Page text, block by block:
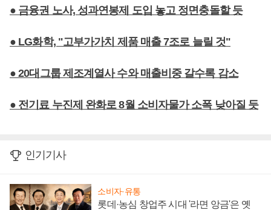
● 금융권 노사, 성과연봉제 도입 놓고 정면충돌할 듯
● LG화학, "고부가가치 제품 매출 7조로 늘릴 것"
● 20대그룹 제조계열사 수와 매출비중 갈수록 감소
● 전기료 누진제 완화로 8월 소비자물가 소폭 낮아질 듯
인기기사
소비자·유통
롯데·농심 창업주 시대 '라면 앙금'은 옛